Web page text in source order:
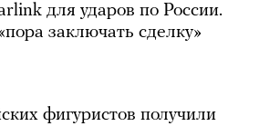
для ударов по России.
заключать сделку»
фигуристов получили